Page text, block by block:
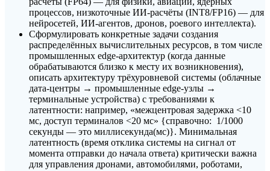
процессов, низкоточные ИИ-расчёты (INT8/FP16) — для
нейросетей, ИИ-агентов, дронов, роевого интеллекта).
Сформулировать конкретные задачи создания
распределённых вычислительных ресурсов, в том числе
промышленных edge-архитектур (когда данные
обрабатываются близко к месту их возникновения),
описать архитектуру трёхуровневой системы (облачные
дата-центры → промышленные edge-узлы →
терминальные устройства) с требованиями к
латентности: например, «межцентровая задержка <10
мс, доступ терминалов <20 мс» {справочно: 1/1000
секунды — это миллисекунда(мс)}. Минимальная
латентность (время отклика системы на сигнал от
момента отправки до начала ответа) критически важна
для управления дронами, автомобилями, роботами,